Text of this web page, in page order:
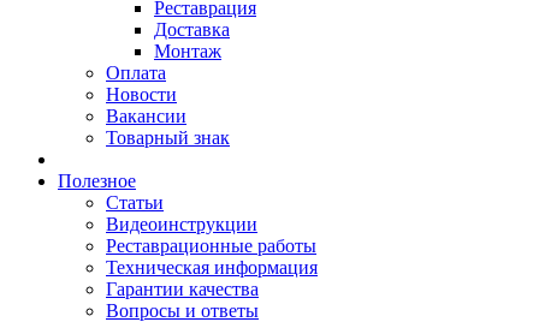
Реставрация
Доставка
Монтаж
Оплата
Новости
Вакансии
Товарный знак
Полезное
Статьи
Видеоинструкции
Реставрационные работы
Техническая информация
Гарантии качества
Вопросы и ответы